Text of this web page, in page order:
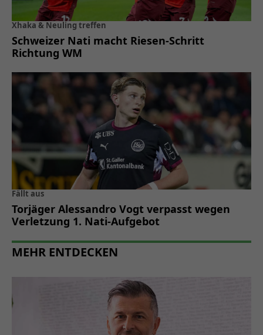
Xhaka & Neuling treffen
Schweizer Nati macht Riesen-Schritt
Richtung WM
Fällt aus
Torjäger Alessandro Vogt verpasst wegen
Verletzung 1. Nati-Aufgebot
MEHR ENTDECKEN